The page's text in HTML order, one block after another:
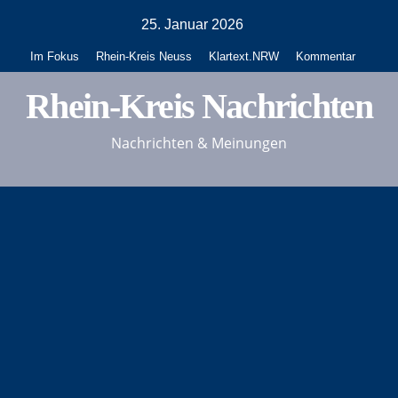
springen
25. Januar 2026
Im Fokus Rhein-Kreis Neuss Klartext.NRW Kommentar
Rhein-Kreis Nachrichten
Nachrichten & Meinungen